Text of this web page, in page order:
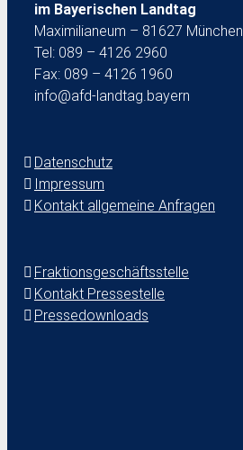
im Bayerischen Landtag
Maximilianeum – 81627 München
Tel: 089 – 4126 2960
Fax: 089 – 4126 1960
info@afd-landtag.bayern
Datenschutz
Impressum
Kontakt allgemeine Anfragen
Fraktionsgeschäftsstelle
Kontakt Pressestelle
Pressedownloads